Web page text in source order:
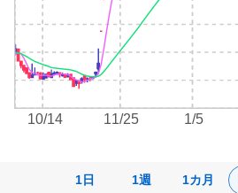
1日 1週 1カ月
10/14 11/25 1/5